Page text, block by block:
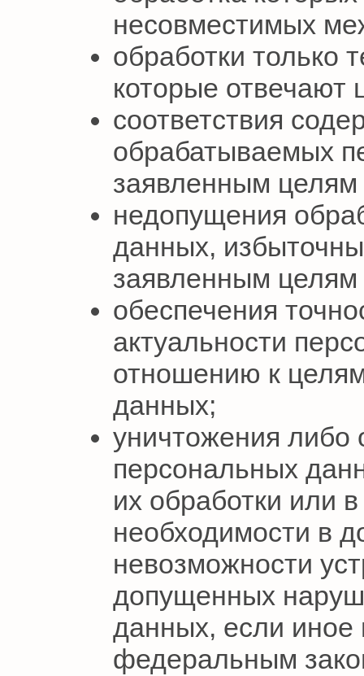
несовместимых
обработки только
которые отвечают
соответствия
обрабатываемых
заявленным целям
недопущения
данных,
заявленным целям
обеспечения
актуальности
отношению к
данных;
уничтожения либо
персональных
их обработки или
необходимости в
невозможности
допущенных
данных, если иное
федеральным